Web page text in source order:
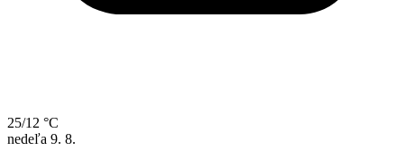
25/12 °C
nedeľa 9. 8.